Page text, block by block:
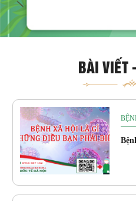
BÀI VIẾT